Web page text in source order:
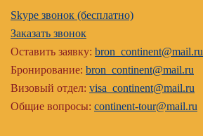
Skype звонок (бесплатно)
Заказать звонок
Оставить заявку: bron_continent@mail.ru
Бронирование: bron_continent@mail.ru
Визовый отдел: visa_continent@mail.ru
Общие вопросы: continent-tour@mail.ru